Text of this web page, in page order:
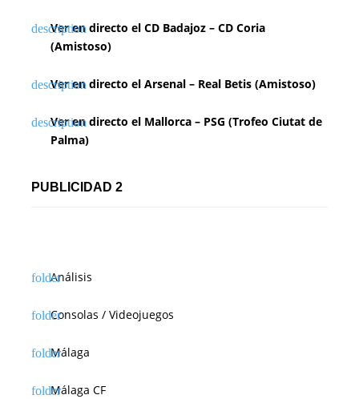
Ver en directo el CD Badajoz – CD Coria
(Amistoso)
Ver en directo el Arsenal – Real Betis (Amistoso)
Ver en directo el Mallorca – PSG (Trofeo Ciutat de
Palma)
PUBLICIDAD 2
Análisis
Consolas / Videojuegos
Málaga
Málaga CF